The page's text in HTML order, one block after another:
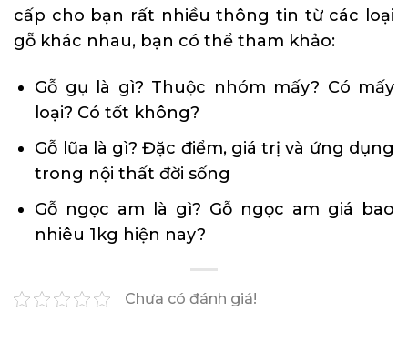
cấp cho bạn rất nhiều thông tin từ các loại
gỗ khác nhau, bạn có thể tham khảo:
Gỗ gụ là gì? Thuộc nhóm mấy? Có mấy
loại? Có tốt không?
Gỗ lũa là gì? Đặc điểm, giá trị và ứng dụng
trong nội thất đời sống
Gỗ ngọc am là gì? Gỗ ngọc am giá bao
nhiêu 1kg hiện nay?
Chưa có đánh giá!